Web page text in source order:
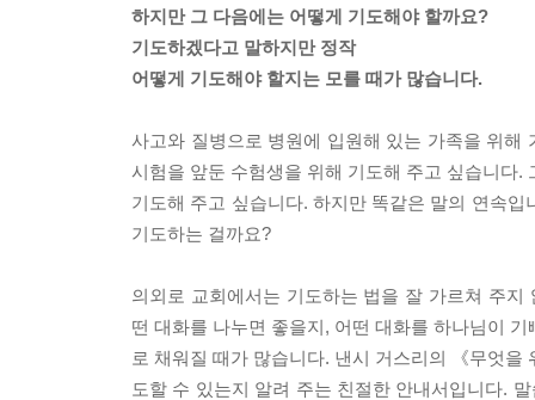
하지만 그 다음에는 어떻게 기도해야 할까요?
기도하겠다고 말하지만 정작
어떻게 기도해야 할지는 모를 때가 많습니다.
사고와 질병으로 병원에 입원해 있는 가족을 위해
시험을 앞둔 수험생을 위해 기도해 주고 싶습니다
기도해 주고 싶습니다. 하지만 똑같은 말의 연속
기도하는 걸까요?
의외로 교회에서는 기도하는 법을 잘 가르쳐 주
떤 대화를 나누면 좋을지, 어떤 대화를 하나님이
로 채워질 때가 많습니다. 낸시 거스리의 《무엇
도할 수 있는지 알려 주는 친절한 안내서입니다.